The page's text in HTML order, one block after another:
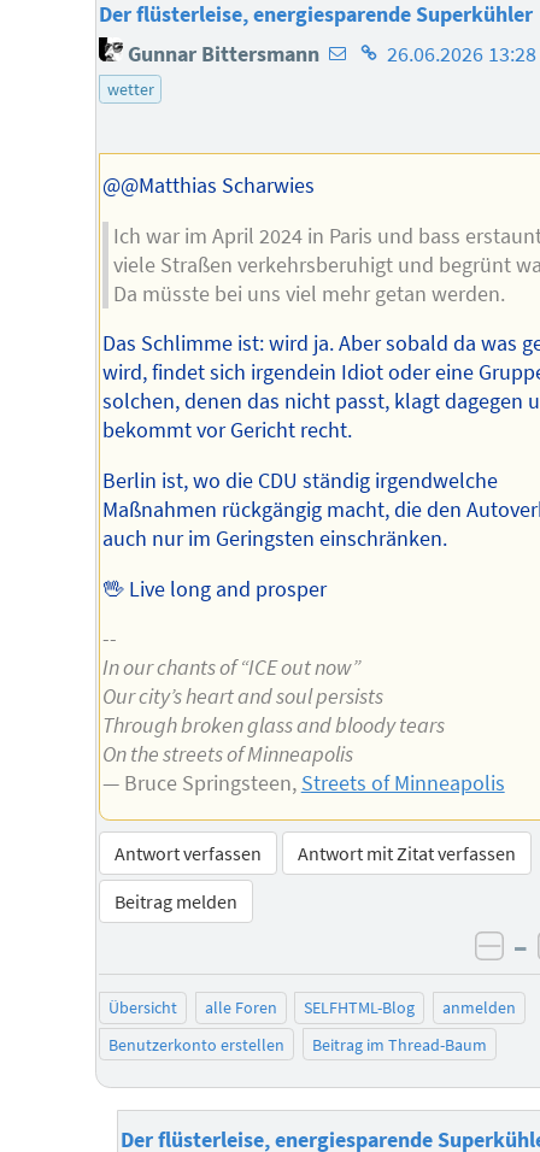
Der flüsterleise, energiesparende Superkühler
Gunnar Bittersmann E-
des
Homepage
26.06.2026 13:28
wetter
@@Matthias Scharwies
Ich war im April 2024 in Paris und bass
viele Straßen verkehrsberuhigt und begrünt
Da müsste bei uns viel mehr getan werden.
Das Schlimme ist: wird ja. Aber sobald da was
wird, findet sich irgendein Idiot oder eine
solchen, denen das nicht passt, klagt dagegen
bekommt vor Gericht recht.
Berlin ist, wo die CDU ständig irgendwelche
Maßnahmen rückgängig macht, die den
auch nur im Geringsten einschränken.
🖖 Live long and prosper
--
In our chants of “ICE out now”
Our city’s heart and soul persists
Through broken glass and bloody tears
On the streets of Minneapolis
— Bruce Springsteen, Streets of Minneapolis
Antwort verfassen
Antwort mit Zitat verfassen
Beitrag melden
–
Übersicht alle Foren SELFHTML-Blog
anmelden
Benutzerkonto erstellen
Beitrag im Thread-Baum
Der flüsterleise, energiesparende